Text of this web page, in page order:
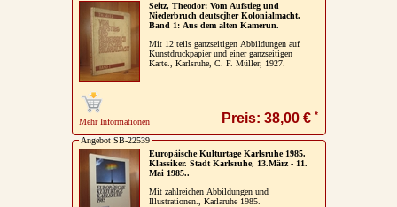
Seitz, Theodor: Vom Aufstieg und
Niederbruch deutscjher Kolonialmacht.
Band 1: Aus dem alten Kamerun.
Mit 12 teils ganzseitigen Abbildungen auf
Kunstdruckpapier und einer ganzseitigen
Karte., Karlsruhe, C. F. Müller, 1927.
Mehr Informationen Preis: 38,00 € *
Angebot SB-22539
Europäische Kulturtage Karlsruhe 1985.
Klassiker. Stadt Karlsruhe, 13.März - 11.
Mai 1985..
Mit zahlreichen Abbildungen und
Illustrationen., Karlaruhe 1985.